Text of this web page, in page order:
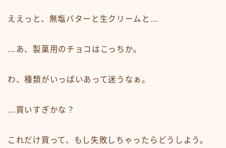
ええっと、無塩バターと生クリームと…
…あ、製菓用のチョコはこっちか。
わ、種類がいっぱいあって迷うなぁ。
…買いすぎかな？
これだけ買って、もし失敗しちゃったらどうしよう。